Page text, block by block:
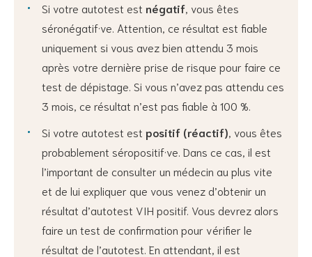
Si votre autotest est négatif , vous êtes
séronégatif·ve. Attention, ce résultat est fiable
uniquement si vous avez bien attendu 3 mois
après votre dernière prise de risque pour faire ce
test de dépistage. Si vous n’avez pas attendu ces
3 mois, ce résultat n’est pas fiable à 100 %.
Si votre autotest est positif (réactif) , vous êtes
probablement séropositif·ve. Dans ce cas, il est
l’important de consulter un médecin au plus vite
et de lui expliquer que vous venez d’obtenir un
résultat d’autotest VIH positif. Vous devrez alors
faire un test de confirmation pour vérifier le
résultat de l’autotest. En attendant, il est